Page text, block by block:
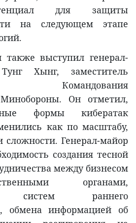
для защиты
на следующем этапе
выступил генерал-
Хынг, заместитель
Командования
Он отметил,
формы кибератак
как по масштабу,
сложности. Генерал-майор
создания тесной
между бизнесом
органами,
систем раннего
обмена информацией об